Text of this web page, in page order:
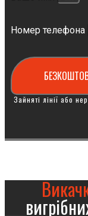
Номер телефона
Зайняті лінії або